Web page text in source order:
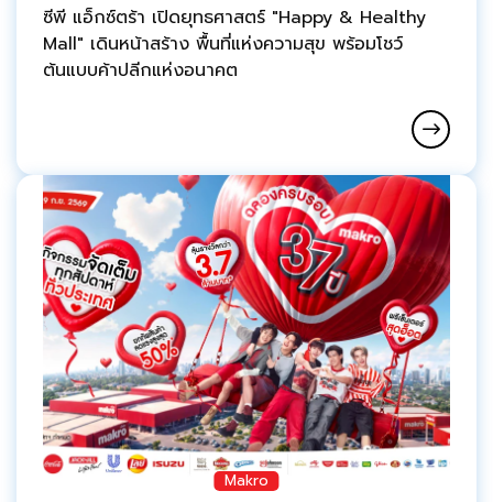
ซีพี แอ็กซ์ตร้า เปิดยุทธศาสตร์ "Happy & Healthy
Mall" เดินหน้าสร้าง พื้นที่แห่งความสุข พร้อมโชว์
ต้นแบบค้าปลีกแห่งอนาคต
Makro